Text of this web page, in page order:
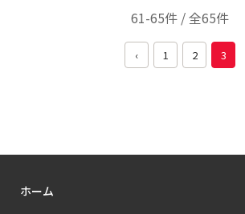
61-65件 / 全65件
‹ 1 2 3
ホーム